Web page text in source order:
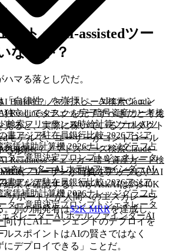
Builder？ ノマドスペース検索Claude
Readiness チェッカー暗号資産カード検
検索フリーランス時給計算ツールAIツ
書アジア駐在員銀行比較 2026アジア
家賃補助計算機 2026ナレッジグラフ占
ター意思決定プロンプトジェネレータ
ネレーターAI ホテルファインダーAI
Builder？ノマドスペース検索Claude
Readiness チェッカー暗号資産カード検
検索フリーランス時給計算ツールAIツ
書アジア駐在員銀行比較 2026アジア
家賃補助計算機 2026ナレッジグラフ占
ター意思決定プロンプトジェネレータ
ネレーターAI ホテルファインダーAI
ント vs AI-assistedツー
ないか？
マる落とし穴だ。
「自律性」を崇拝し、AIエージェン
独立してタスクを完了すべきだと考え
ると、実際に稼いでいるプロダクト
モデルで、ユーザーがコントロール
る形だ。
。ユーザーが写真をアップし、AI
果を確認する。My AskAIは約$40K
サポートだが人間へのエスカレーシ
。別の開発者は$2K MRRを達成し、
向けにAIエージェントのデプロイを
スポイントはAIの賢さではなく
にデプロイできる」ことだ。